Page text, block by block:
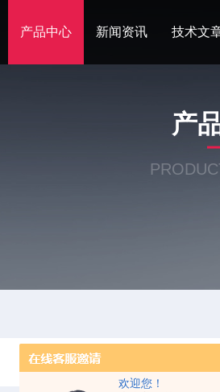
欢迎您！
产品中心 新闻资讯 技术文
产